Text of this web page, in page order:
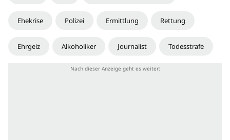
Ehekrise Polizei Ermittlung Rettung
Ehrgeiz Alkoholiker Journalist Todesstrafe